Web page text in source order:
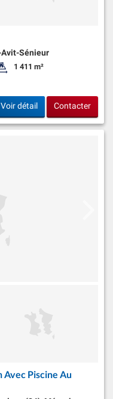
Sénieur
Superficie du terrain:
1 411 m²
Voir détail Contacter
Avec Piscine Au